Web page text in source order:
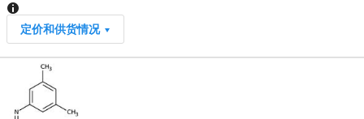
定价和供货情况